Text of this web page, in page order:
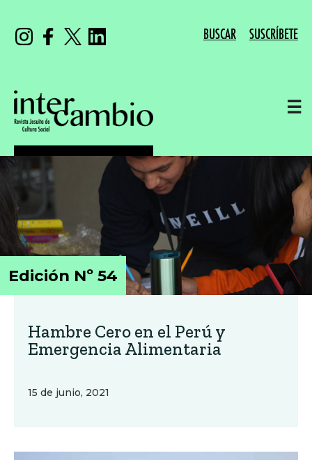
BUSCAR SUSCRÍBETE
☰
Edición Nº 54
Hambre Cero en el Perú y
Emergencia Alimentaria
15 de junio, 2021